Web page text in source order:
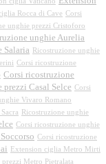
Rocca di Cave Corsi
unghie prezzi Cristoforo
unghie Aurelia
Salaria
Ricostruzione unghie
Corsi ricostruzione
Corsi ricostruzione
Casal Selce Corsi
Vivaro Romano
Ricostruzione unghie
Corsi ricostruzione unghie
Corsi ricostruzione
Extension ciglia Metro Mirti
prezzi Metro Pietralata